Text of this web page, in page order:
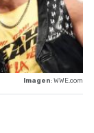
Imagen: WWE.com